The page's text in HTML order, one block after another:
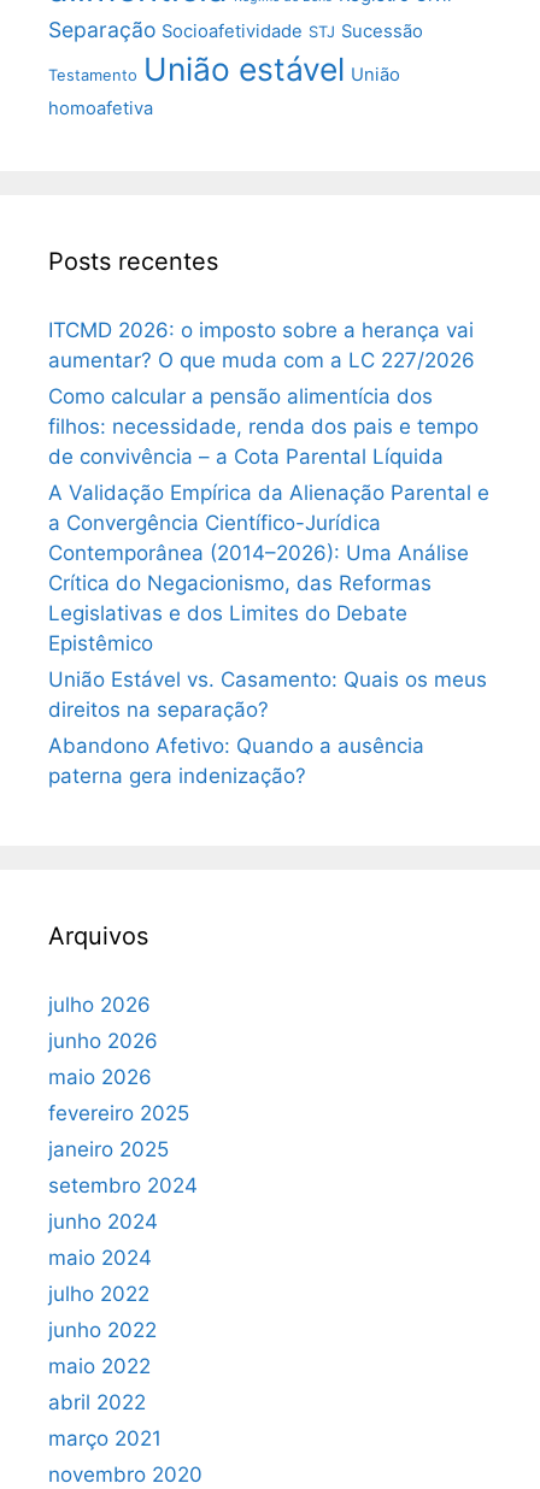
Separação Socioafetividade STJ Sucessão
Testamento União estável União
homoafetiva
Posts recentes
ITCMD 2026: o imposto sobre a herança vai
aumentar? O que muda com a LC 227/2026
Como calcular a pensão alimentícia dos
filhos: necessidade, renda dos pais e tempo
de convivência – a Cota Parental Líquida
A Validação Empírica da Alienação Parental e
a Convergência Científico-Jurídica
Contemporânea (2014–2026): Uma Análise
Crítica do Negacionismo, das Reformas
Legislativas e dos Limites do Debate
Epistêmico
União Estável vs. Casamento: Quais os meus
direitos na separação?
Abandono Afetivo: Quando a ausência
paterna gera indenização?
Arquivos
julho 2026
junho 2026
maio 2026
fevereiro 2025
janeiro 2025
setembro 2024
junho 2024
maio 2024
julho 2022
junho 2022
maio 2022
abril 2022
março 2021
novembro 2020